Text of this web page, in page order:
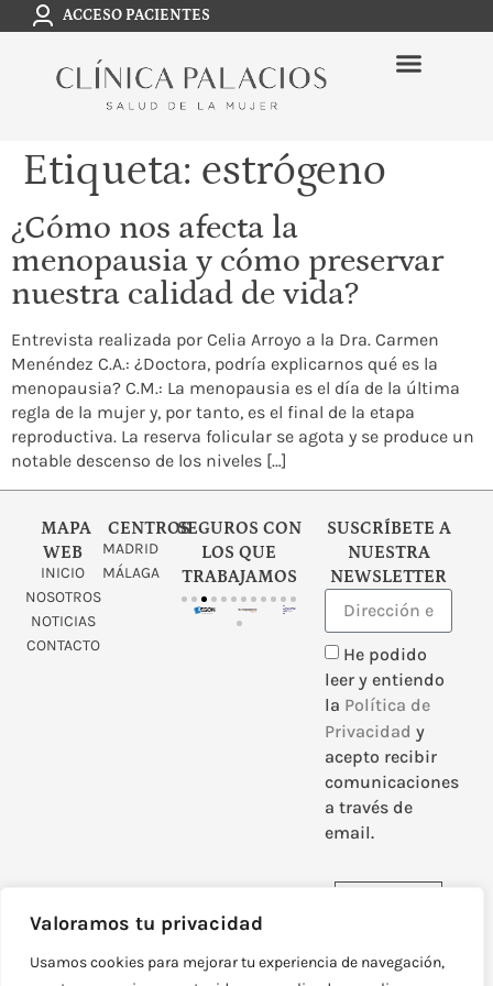
Valoramos tu privacidad
Usamos cookies para mejorar tu experiencia de navegación,
ACCESO PACIENTES
Etiqueta: estrógeno
¿Cómo nos afecta la
menopausia y cómo preservar
nuestra calidad de vida?
Entrevista realizada por Celia Arroyo a la Dra. Carmen
Menéndez C.A.: ¿Doctora, podría explicarnos qué es la
menopausia? C.M.: La menopausia es el día de la última
regla de la mujer y, por tanto, es el final de la etapa
reproductiva. La reserva folicular se agota y se produce un
notable descenso de los niveles […]
MAPA
WEB
INICIO
NOSOTROS
NOTICIAS
CONTACTO
CENTROS
MADRID
MÁLAGA
SEGUROS CON
LOS QUE
TRABAJAMOS
SUSCRÍBETE A
NUESTRA
NEWSLETTER
He podido
leer y entiendo
la Política de
Privacidad y
acepto recibir
comunicaciones
a través de
email.